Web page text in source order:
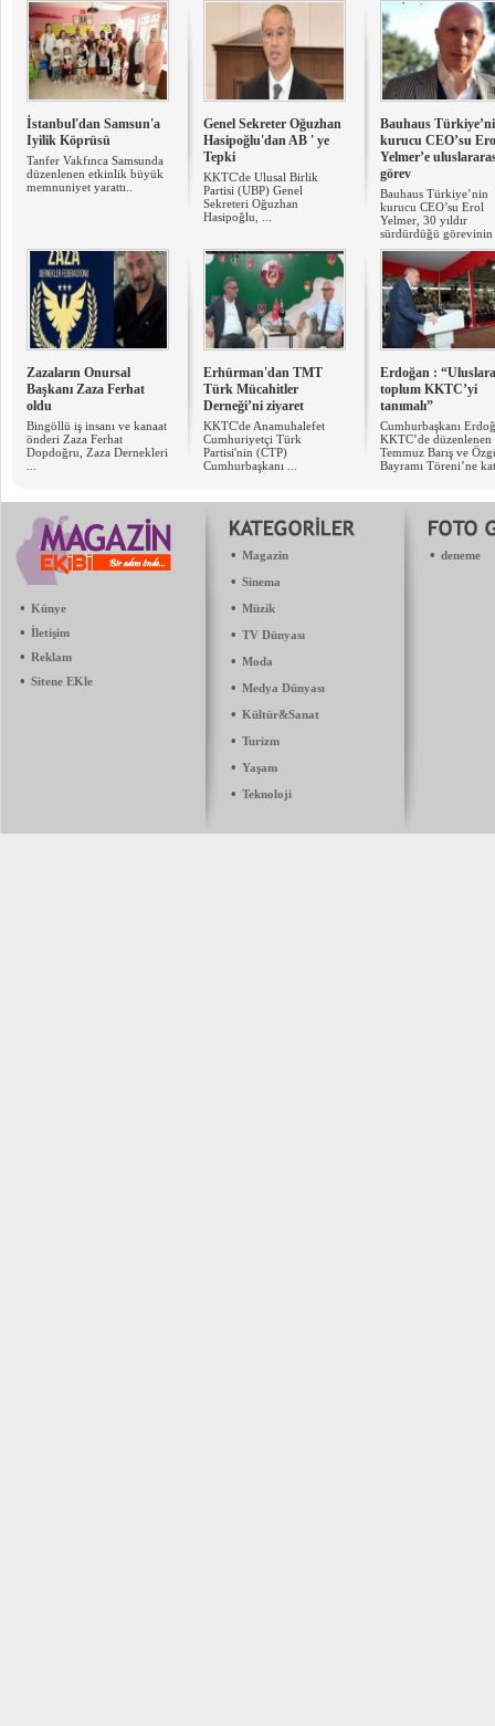
İstanbul'dan Samsun'a
Iyilik Köprüsü
Tanfer Vakfınca Samsunda
düzenlenen etkinlik büyük
memnuniyet yarattı..
Genel Sekreter Oğuzhan
Hasipoğlu'dan AB ' ye
Tepki
KKTC'de Ulusal Birlik
Partisi (UBP) Genel
Sekreteri Oğuzhan
Hasipoğlu, ...
Bauhaus
kurucu CEO’su
Yelmer’e
görev
Bauhaus Türkiye’nin
kurucu CEO’su Erol
Yelmer, 30 yıldır
sürdürdüğü görevinin
Zazaların Onursal
Başkanı Zaza Ferhat
oldu
Bingöllü iş insanı ve kanaat
önderi Zaza Ferhat
Dopdoğru, Zaza Dernekleri
Erhürman'dan TMT
Türk Mücahitler
Derneği’ni ziyaret
KKTC'de Anamuhalefet
Cumhuriyetçi Türk
Partisi'nin (CTP)
Cumhurbaşkanı ...
Erdoğan :
toplum KKTC’yi
tanımalı”
Cumhurbaşkanı
KKTC’de düzenlenen
Temmuz Barış ve
Bayramı Töreni’ne
• Künye
• İletişim
• Reklam
• Sitene EKle
• Magazin
• Sinema
• Müzik
• TV Dünyası
• Moda
• Medya Dünyası
• Kültür&Sanat
• Turizm
• Yaşam
• Teknoloji
• deneme